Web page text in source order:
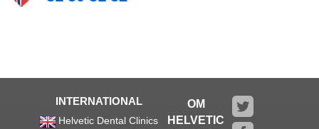
INTERNATIONAL
Helvetic Dental Clinics
OM
HELVETIC